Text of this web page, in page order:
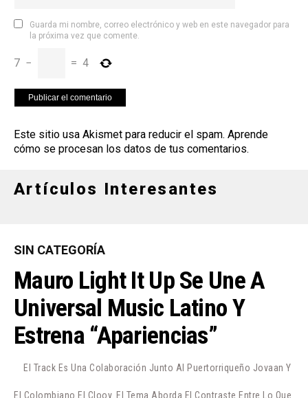
Guarda mi nombre, correo electrónico y web en este navegador para
la próxima vez que comente.
7 − = 4
Este sitio usa Akismet para reducir el spam. Aprende
cómo se procesan los datos de tus comentarios.
Artículos Interesantes
SIN CATEGORÍA
Mauro Light It Up Se Une A
Universal Music Latino Y
Estrena “Apariencias”
El Track Es Una Colaboración Junto Al Puertorriqueño Jovaan Y
El Colombiano El Clooy. El Tema Aborda El Contraste Entre Lo Que